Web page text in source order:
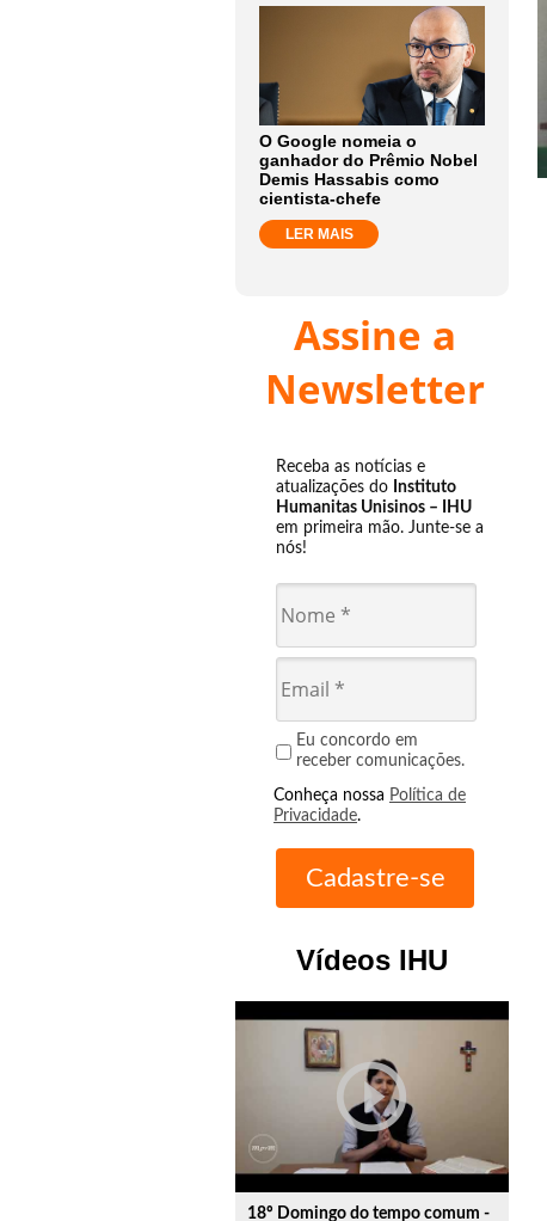
O Google nomeia o
ganhador do Prêmio Nobel
Demis Hassabis como
cientista-chefe
LER MAIS
Assine a
Newsletter
Receba as notícias e
atualizações do Instituto
Humanitas Unisinos – IHU
em primeira mão. Junte-se a
nós!
Eu concordo em
receber comunicações.
Conheça nossa Política de
Privacidade.
Vídeos IHU
play_circle_outline
18º Domingo do tempo comum -